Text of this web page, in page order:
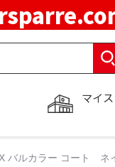
マイ
バルカラー コート